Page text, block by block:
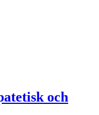
och